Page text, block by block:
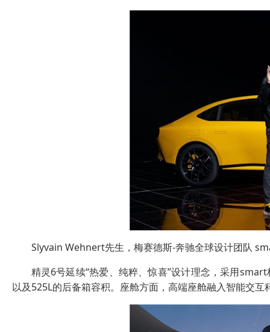
Slyvain Wehnert先生，梅赛德斯-奔驰全球设计团队
精灵6号延续“热爱、纯粹、惊喜”设计理念，采用
以及525L的后备箱容积。座舱方面，高端座舱融入智能交